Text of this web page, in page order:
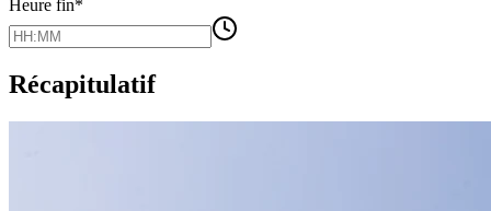
Heure fin*
Récapitulatif